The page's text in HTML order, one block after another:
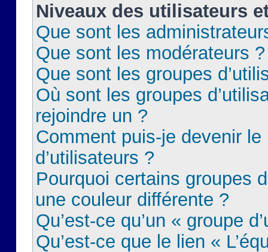
Niveaux des utilisateurs
Que sont les
Que sont les modérateurs ?
Que sont les groupes
Où sont les groupes
rejoindre un ?
Comment puis-je devenir le
d’utilisateurs ?
Pourquoi certains groupes
une couleur différente ?
Qu’est-ce qu’un « groupe
Qu’est-ce que le lien «